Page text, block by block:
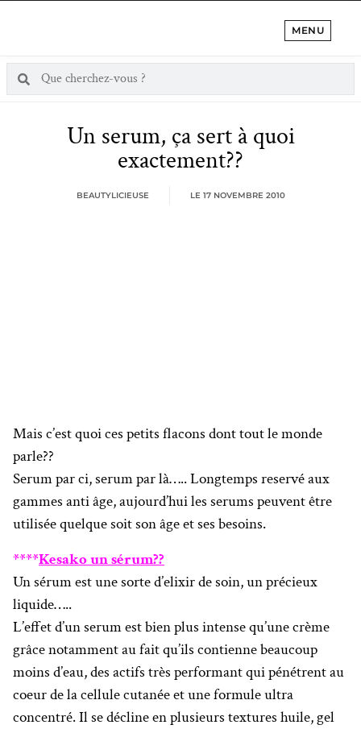
MENU
Un serum, ça sert à quoi
exactement??
BEAUTYLICIEUSE LE 17 NOVEMBRE 2010
Mais c’est quoi ces petits flacons dont tout le monde
parle??
Serum par ci, serum par là….. Longtemps reservé aux
gammes anti âge, aujourd’hui les serums peuvent être
utilisée quelque soit son âge et ses besoins.
****Kesako un sérum??
Un sérum est une sorte d’elixir de soin, un précieux
liquide…..
L’effet d’un serum est bien plus intense qu’une crème
grâce notamment au fait qu’ils contienne beaucoup
moins d’eau, des actifs très performant qui pénétrent au
coeur de la cellule cutanée et une formule ultra
concentré. Il se décline en plusieurs textures huile, gel